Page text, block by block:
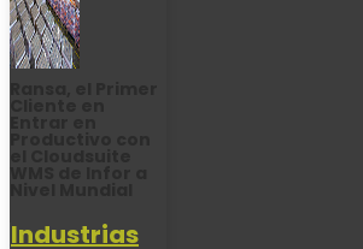
Industrias